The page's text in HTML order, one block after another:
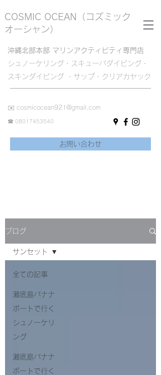
COSMIC OCEAN
（コズミック
オーシャン）
沖縄北部本部 マリンアクティビティ専門店
シュノーケリング・スキューバダイビング・
スキンダイビング ・サップ・クリアカヤック
✉️ cosmicocean921@gmail.com
☎︎ 08017453540
お問い合わせ
ブログ
全ての記事
瀬底島バナナ
ボートで行く
シュノーケリ
ング
瀬底島バナナ
ボートで行く
サンセット